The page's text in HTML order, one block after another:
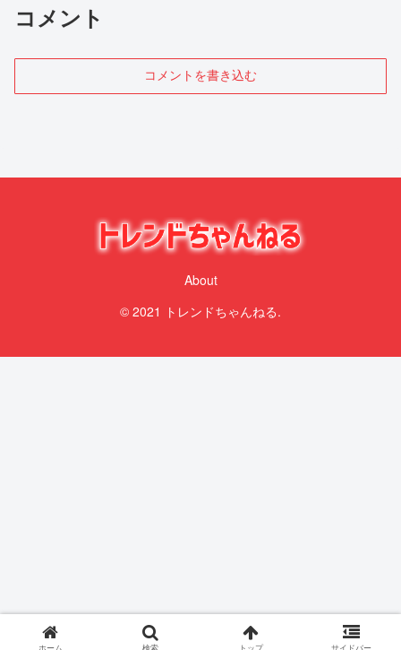
コメント
コメントを書き込む
About
© 2021 トレンドちゃんねる.